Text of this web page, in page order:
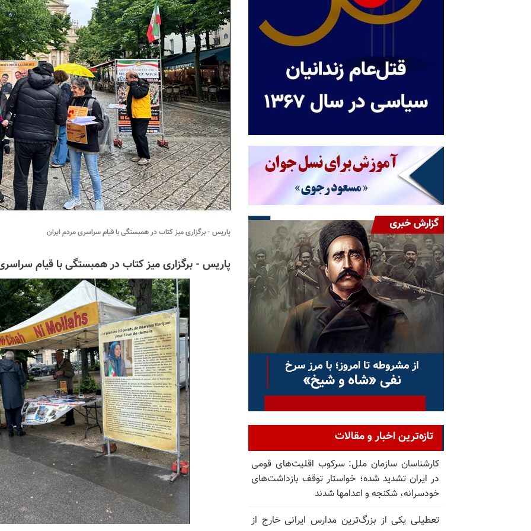
پاریس - برگزاری میز کتاب در همبستگی با قیام سراسری مردم ایران
پاریس - برگزاری میز کتاب در همبستگی با قیام سراسری مردم ایران
تازه‌ترین اخبار و مقالات
کارشناسان سازمان ملل: سرکوب اقلیت‌های قومی
در ایران تشدید شده؛ خواستار توقف بازداشت‌های
خودسرانه، شکنجه و اعدامها شدند
تعطیلی یکی از بزرگ‌ترین مدارس ایرانی خارج از